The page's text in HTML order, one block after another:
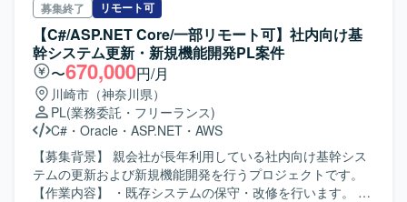
めるリーダーとしてご対応いただきます。
募集終了 リモート可
【C#/ASP.NET Core/一部リモート可】社内向け基
幹システム更新・新規機能開発PL案件
〜670,000円/月
川崎市（神奈川県）
PL(業務委託・フリーランス)
C# ・ Oracle ・ ASP.NET ・ AWS
【募集背景】 親会社が長年利用している社内向け基幹シス
テムの更新および新規機能開発を行うプロジェクトです。
【作業内容】 ・既存システムの保守・改修を行います。 ・